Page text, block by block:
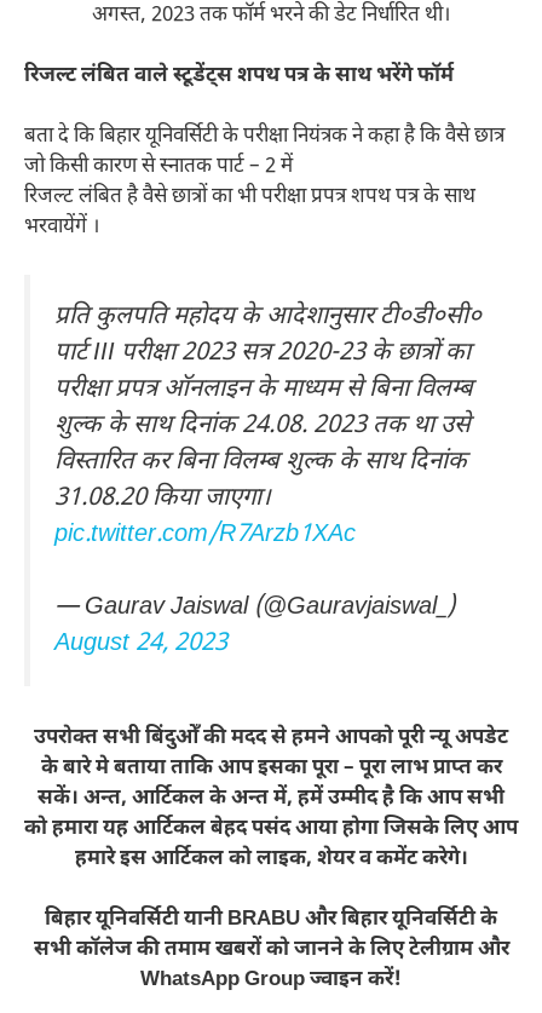
अगस्त, 2023 तक फॉर्म भरने की डेट निर्धारित थी।
रिजल्ट लंबित वाले स्टूडेंट्स शपथ पत्र के साथ भरेंगे फॉर्म
बता दे कि बिहार यूनिवर्सिटी के परीक्षा नियंत्रक ने कहा है कि वैसे छात्र
जो किसी कारण से स्नातक पार्ट – 2 में
रिजल्ट लंबित है वैसे छात्रों का भी परीक्षा प्रपत्र शपथ पत्र के साथ
भरवायेंगें ।
प्रति कुलपति महोदय के आदेशानुसार टी०डी०सी०
पार्ट III परीक्षा 2023 सत्र 2020-23 के छात्रों का
परीक्षा प्रपत्र ऑनलाइन के माध्यम से बिना विलम्ब
शुल्क के साथ दिनांक 24.08. 2023 तक था उसे
विस्तारित कर बिना विलम्ब शुल्क के साथ दिनांक
31.08.20 किया जाएगा।
pic.twitter.com/R7Arzb1XAc
— Gaurav Jaiswal (@Gauravjaiswal_)
August 24, 2023
उपरोक्त सभी बिंदुओँ की मदद से हमने आपको पूरी न्यू अपडेट
के बारे मे बताया ताकि आप इसका पूरा – पूरा लाभ प्राप्त कर
सकें। अन्त, आर्टिकल के अन्त में, हमें उम्मीद है कि आप सभी
को हमारा यह आर्टिकल बेहद पसंद आया होगा जिसके लिए आप
हमारे इस आर्टिकल को लाइक, शेयर व कमेंट करेगे।
बिहार यूनिवर्सिटी यानी BRABU और बिहार यूनिवर्सिटी के
सभी कॉलेज की तमाम खबरों को जानने के लिए टेलीग्राम और
WhatsApp Group ज्वाइन करें!